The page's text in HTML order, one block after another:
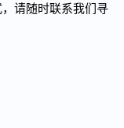
请随时联系我们寻